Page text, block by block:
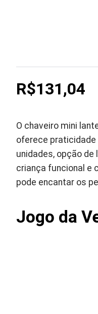
R$131,04
O chaveiro mini
oferece praticidade
unidades, opção de
criança funcional e
pode encantar os
Jogo da